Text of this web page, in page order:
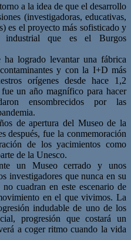
a la idea de que el desarrollo
(investigadoras, educativas,
es el proyecto más sofisticado y
que es el Burgos
logrado levantar una fábrica
y con la I+D más
orígenes desde hace 1,2
un año magnífico para hacer
ensombrecidos por las
de apertura del Museo de la
después, fue la conmemoración
de los yacimientos como
de la Unesco.
un Museo cerrado y unos
investigadores que nunca en su
cuadran en este escenario de
en el que vivimos. La
indudable de uno de los
progresión que costará un
a coger ritmo cuando la vida